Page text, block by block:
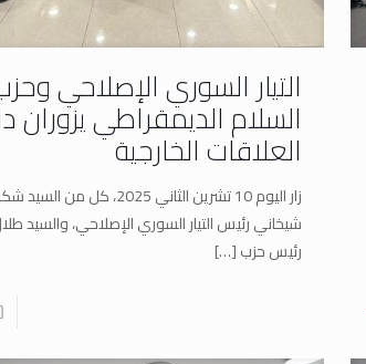
التيار السوري الإصلاحي
السلام الديمقراطي يزوران
العلاقات الخارجية
زار اليوم 10 تشرين الثاني 2025، كل من
شيخاني رئيس التيار السوري الإصلاحي، والسيد
رئيس حزب[…]